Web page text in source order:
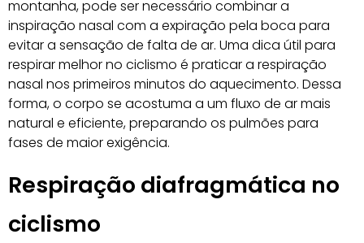
montanha, pode ser necessário combinar a
inspiração nasal com a expiração pela boca para
evitar a sensação de falta de ar. Uma dica útil para
respirar melhor no ciclismo é praticar a respiração
nasal nos primeiros minutos do aquecimento. Dessa
forma, o corpo se acostuma a um fluxo de ar mais
natural e eficiente, preparando os pulmões para
fases de maior exigência.
Respiração diafragmática no
ciclismo